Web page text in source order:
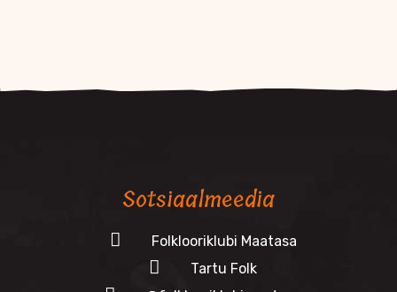
Sotsiaalmeedia
Folklooriklubi Maatasa
Tartu Folk